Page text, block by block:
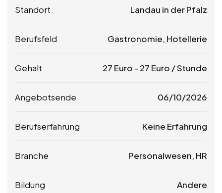
Standort Landau in der Pfalz
Berufsfeld Gastronomie, Hotellerie
Gehalt 27 Euro - 27 Euro / Stunde
Angebotsende 06/10/2026
Berufserfahrung Keine Erfahrung
Branche Personalwesen, HR
Bildung Andere